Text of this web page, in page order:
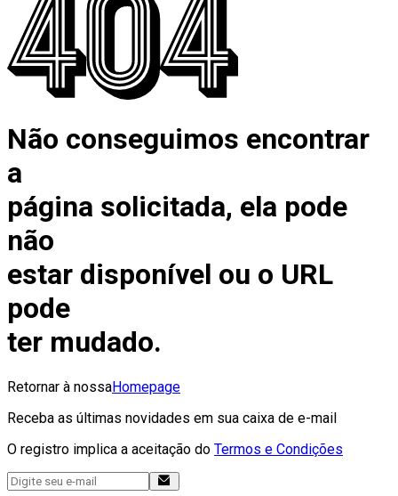
Não conseguimos encontrar
a
página solicitada, ela pode
não
estar disponível ou o URL
pode
ter mudado.
Retornar à nossaHomepage
Receba as últimas novidades em sua caixa de e-mail
O registro implica a aceitação do Termos e Condições